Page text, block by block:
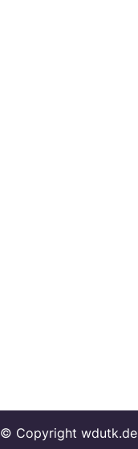
© Copyright wdutk.de